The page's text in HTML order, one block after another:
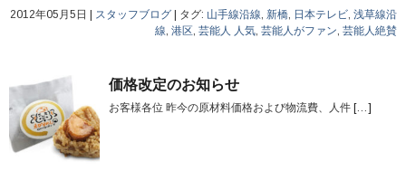
2012年05月5日 スタッフブログ タグ: 山手線沿線, 新橋, 日本テレビ, 浅草線沿
線, 港区, 芸能人 人気, 芸能人がファン, 芸能人絶賛
価格改定のお知らせ
お客様各位 昨今の原材料価格および物流費、人件 […]